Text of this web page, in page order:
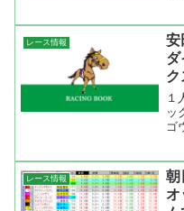
人
っ
レース情報
安
ダ
ク
１
ッ
ゴ
れ
プ
レース情報
朝